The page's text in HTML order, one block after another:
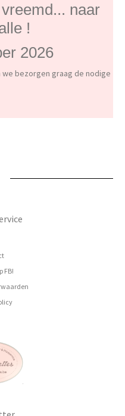
naar
!
2026
bezorgen graag de nodige
FB!